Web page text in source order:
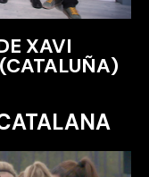
XAVI